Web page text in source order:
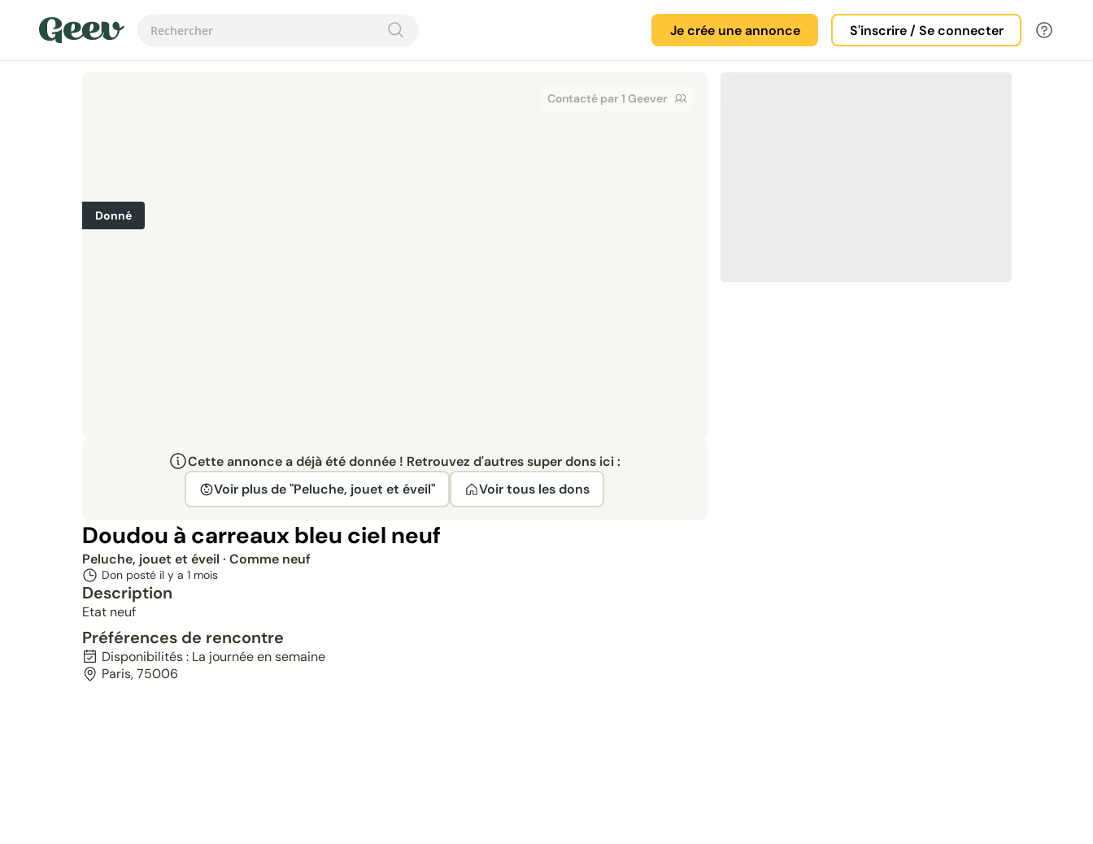
Je crée une annonce S'inscrire / Se connecter
Contacté par 1 Geever
Donné
Cette annonce a déjà été donnée ! Retrouvez d'autres super dons ici :
Voir plus de "Peluche, jouet et éveil"
Voir tous les dons
Doudou à carreaux bleu ciel neuf
Peluche, jouet et éveil · Comme neuf
Don posté il y a 1 mois
Description
Etat neuf
Préférences de rencontre
Disponibilités : La journée en semaine
Paris, 75006